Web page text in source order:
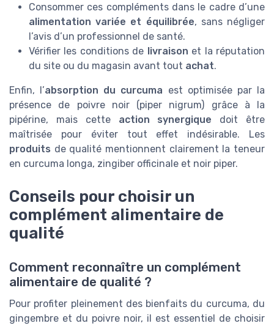
Consommer ces compléments dans le cadre d’une
alimentation variée et équilibrée, sans négliger
l’avis d’un professionnel de santé.
Vérifier les conditions de livraison et la réputation
du site ou du magasin avant tout achat.
Enfin, l’absorption du curcuma est optimisée par la
présence de poivre noir (piper nigrum) grâce à la
pipérine, mais cette action synergique doit être
maîtrisée pour éviter tout effet indésirable. Les
produits de qualité mentionnent clairement la teneur
en curcuma longa, zingiber officinale et noir piper.
Conseils pour choisir un
complément alimentaire de
qualité
Comment reconnaître un complément
alimentaire de qualité ?
Pour profiter pleinement des bienfaits du curcuma, du
gingembre et du poivre noir, il est essentiel de choisir